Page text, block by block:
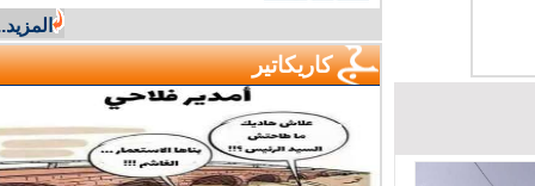
المزيد...
كاريكاتير